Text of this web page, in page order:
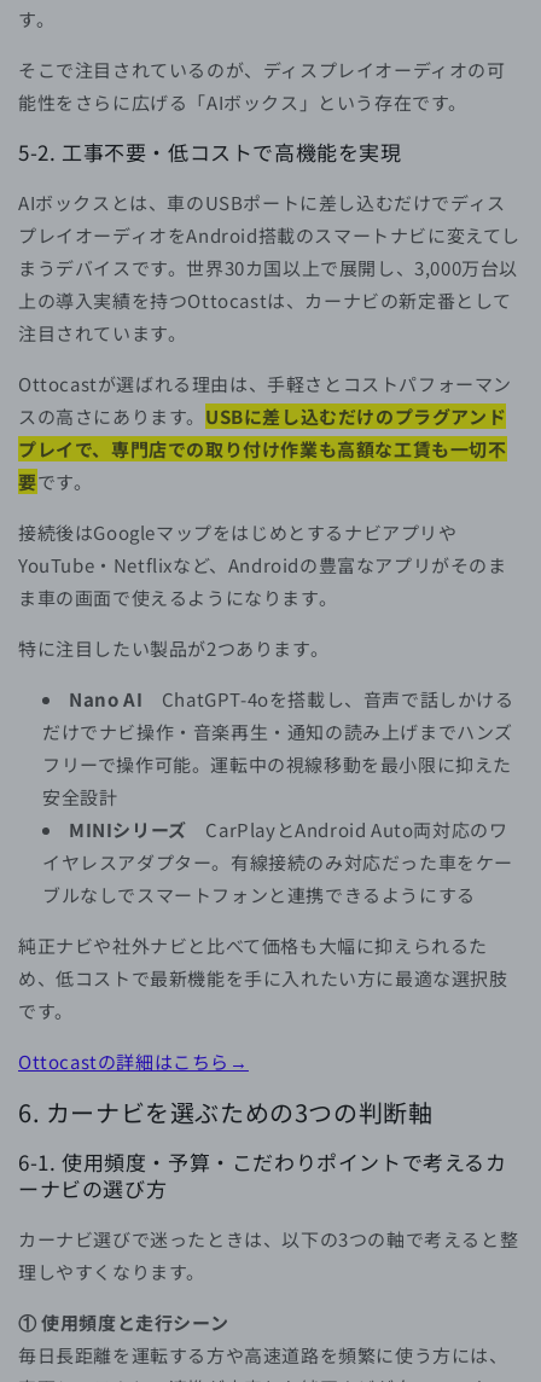
す。
そこで注目されているのが、ディスプレイオーディオの可
能性をさらに広げる「AIボックス」という存在です。
5-2. 工事不要・低コストで高機能を実現
AIボックスとは、車のUSBポートに差し込むだけでディス
プレイオーディオをAndroid搭載のスマートナビに変えてし
まうデバイスです。世界30カ国以上で展開し、3,000万台以
上の導入実績を持つOttocastは、カーナビの新定番として
注目されています。
Ottocastが選ばれる理由は、手軽さとコストパフォーマン
スの高さにあります。 USBに差し込むだけのプラグアンド
プレイで、専門店での取り付け作業も高額な工賃も一切不
要です。
接続後はGoogleマップをはじめとするナビアプリや
YouTube・Netflixなど、Androidの豊富なアプリがそのま
ま車の画面で使えるようになります。
特に注目したい製品が2つあります。
Nano AI ChatGPT-4oを搭載し、音声で話しかける
だけでナビ操作・音楽再生・通知の読み上げまでハンズ
フリーで操作可能。運転中の視線移動を最小限に抑えた
安全設計
MINIシリーズ CarPlayとAndroid Auto両対応のワ
イヤレスアダプター。有線接続のみ対応だった車をケー
ブルなしでスマートフォンと連携できるようにする
純正ナビや社外ナビと比べて価格も大幅に抑えられるた
め、低コストで最新機能を手に入れたい方に最適な選択肢
です。
Ottocastの詳細はこちら→
6. カーナビを選ぶための3つの判断軸
6-1. 使用頻度・予算・こだわりポイントで考えるカ
ーナビの選び方
カーナビ選びで迷ったときは、以下の3つの軸で考えると整
理しやすくなります。
① 使用頻度と走行シーン
毎日長距離を運転する方や高速道路を頻繁に使う方には、